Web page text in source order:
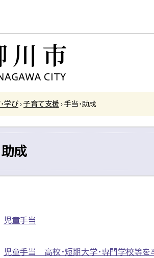
学び › 子育て支援 › 手当・助成
助成
児童手当
児童手当 高校・短期大学・専門学校等